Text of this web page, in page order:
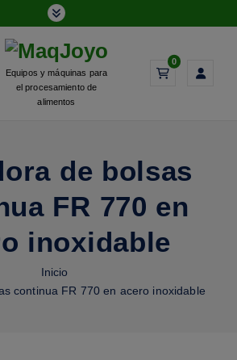
Equipos y máquinas para
el procesamiento de
alimentos
0
de bolsas
FR 770 en
inoxidable
Inicio
continua FR 770 en acero inoxidable